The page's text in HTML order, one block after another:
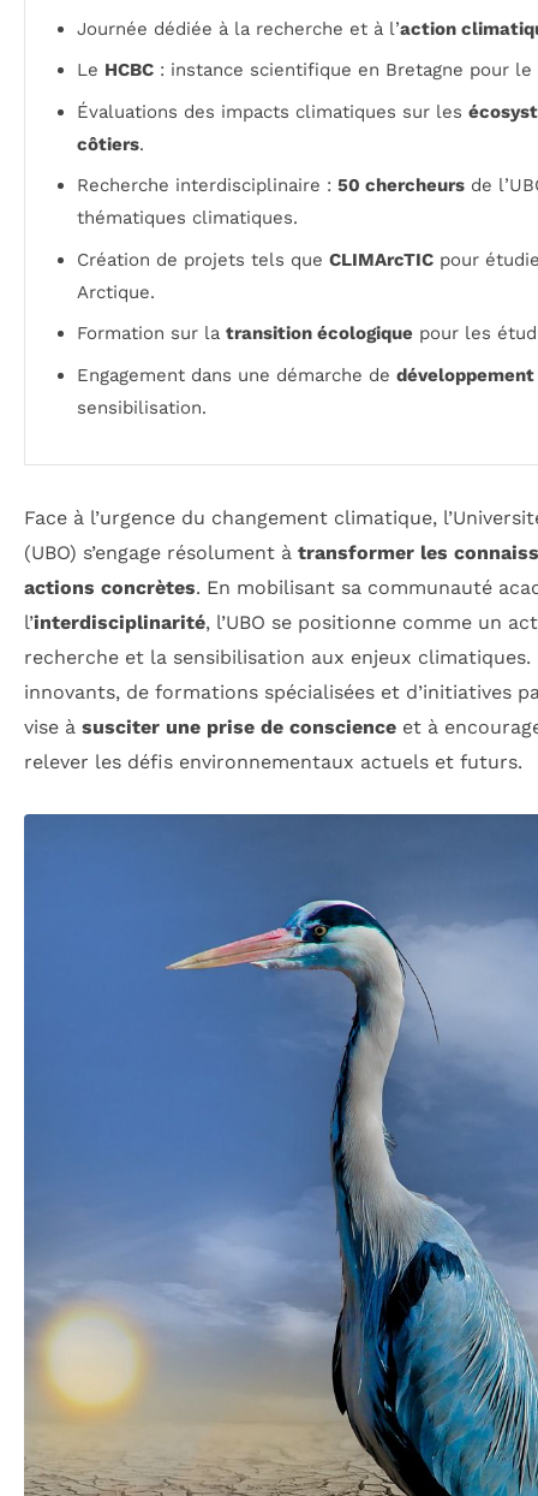
Journée dédiée à la recherche et à l’action
Le HCBC : instance scientifique en Bretagne pour le
Évaluations des impacts climatiques sur les
côtiers.
Recherche interdisciplinaire : 50 chercheurs de
thématiques climatiques.
Création de projets tels que CLIMArcTIC pour
Arctique.
Formation sur la transition écologique pour les
Engagement dans une démarche de
sensibilisation.
Face à l’urgence du changement climatique,
(UBO) s’engage résolument à transformer les
actions concrètes. En mobilisant sa communauté
l’interdisciplinarité, l’UBO se positionne comme un
recherche et la sensibilisation aux enjeux
innovants, de formations spécialisées et d’initiatives
vise à susciter une prise de conscience et à
relever les défis environnementaux actuels et futurs.